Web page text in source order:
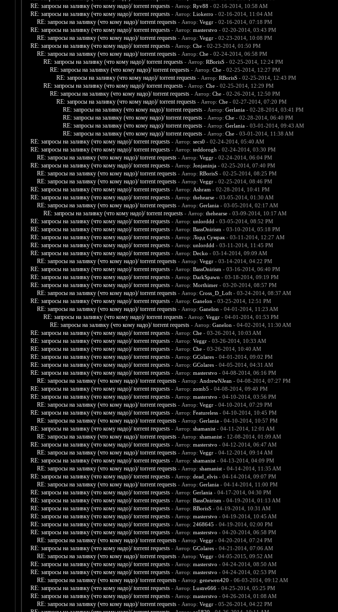
RE: запросы на заливку (что кому надо)/ torrent requests - Автор: Ryv88 - 02-16-2014, 10:58 AM
RE: запросы на заливку (что кому надо)/ torrent requests - Автор: Liokerro - 02-16-2014, 11:04 AM
RE: запросы на заливку (что кому надо)/ torrent requests - Автор: Veggr- 02-16-2014, 07:18 PM
RE: запросы на заливку (что кому надо)/ torrent requests - Автор: masterstvo - 02-20-2014, 03:43 PM
RE: запросы на заливку (что кому надо)/ torrent requests - Автор: Veggr- 02-23-2014, 10:08 PM
RE: запросы на заливку (что кому надо)/ torrent requests - Автор: Che- 02-23-2014, 01:50 PM
RE: запросы на заливку (что кому надо)/ torrent requests - Автор: Che- 02-24-2014, 06:58 PM
RE: запросы на заливку (что кому надо)/ torrent requests - Автор: RBorisS- 02-25-2014, 12:24 PM
RE: запросы на заливку (что кому надо)/ torrent requests - Автор: Che- 02-25-2014, 12:27 PM
RE: запросы на заливку (что кому надо)/ torrent requests - Автор: RBorisS- 02-25-2014, 12:43 PM
RE: запросы на заливку (что кому надо)/ torrent requests - Автор: Che- 02-25-2014, 12:29 PM
RE: запросы на заливку (что кому надо)/ torrent requests - Автор: Che- 02-26-2014, 12:50 PM
RE: запросы на заливку (что кому надо)/ torrent requests - Автор: Che- 02-27-2014, 07:20 PM
RE: запросы на заливку (что кому надо)/ torrent requests - Автор: Gerlania- 02-28-2014, 03:41 PM
RE: запросы на заливку (что кому надо)/ torrent requests - Автор: Che- 02-28-2014, 06:40 PM
RE: запросы на заливку (что кому надо)/ torrent requests - Автор: Gerlania- 03-01-2014, 09:43 AM
RE: запросы на заливку (что кому надо)/ torrent requests - Автор: Che- 03-01-2014, 11:38 AM
RE: запросы на заливку (что кому надо)/ torrent requests - Автор: secs0 - 02-24-2014, 05:40 AM
RE: запросы на заливку (что кому надо)/ torrent requests - Автор: teddorogh - 02-24-2014, 03:30 PM
RE: запросы на заливку (что кому надо)/ torrent requests - Автор: Veggr- 02-24-2014, 06:04 PM
RE: запросы на заливку (что кому надо)/ torrent requests - Автор: Jonjaninja- 02-25-2014, 07:40 PM
RE: запросы на заливку (что кому надо)/ torrent requests - Автор: RBorisS- 02-25-2014, 08:25 PM
RE: запросы на заливку (что кому надо)/ torrent requests - Автор: Veggr- 02-25-2014, 08:46 PM
RE: запросы на заливку (что кому надо)/ torrent requests - Автор: Ashram - 02-28-2014, 10:41 PM
RE: запросы на заливку (что кому надо)/ torrent requests - Автор: thehearse- 03-05-2014, 01:30 AM
RE: запросы на заливку (что кому надо)/ torrent requests - Автор: Gerlania- 03-05-2014, 02:17 AM
RE: запросы на заливку (что кому надо)/ torrent requests - Автор: thehearse- 03-09-2014, 10:17 AM
RE: запросы на заливку (что кому надо)/ torrent requests - Автор: unlorddd - 03-05-2014, 08:52 PM
RE: запросы на заливку (что кому надо)/ torrent requests - Автор: BassOnirism - 03-10-2014, 05:18 PM
RE: запросы на заливку (что кому надо)/ torrent requests - Автор: Лорд Сумрак- 03-11-2014, 12:27 AM
RE: запросы на заливку (что кому надо)/ torrent requests - Автор: unlorddd - 03-11-2014, 11:45 PM
RE: запросы на заливку (что кому надо)/ torrent requests - Автор: Decko - 03-14-2014, 09:09 AM
RE: запросы на заливку (что кому надо)/ torrent requests - Автор: Veggr- 03-14-2014, 04:22 PM
RE: запросы на заливку (что кому надо)/ torrent requests - Автор: BassOnirism - 03-16-2014, 06:40 PM
RE: запросы на заливку (что кому надо)/ torrent requests - Автор: DarkSpawn - 03-18-2014, 09:19 PM
RE: запросы на заливку (что кому надо)/ torrent requests - Автор: Morthimer- 03-20-2014, 08:57 PM
RE: запросы на заливку (что кому надо)/ torrent requests - Автор: Cross_D_Loft- 03-24-2014, 08:37 AM
RE: запросы на заливку (что кому надо)/ torrent requests - Автор: Ganelon - 03-25-2014, 12:51 PM
RE: запросы на заливку (что кому надо)/ torrent requests - Автор: Ganelon - 04-01-2014, 11:23 AM
RE: запросы на заливку (что кому надо)/ torrent requests - Автор: Veggr- 04-01-2014, 01:53 PM
RE: запросы на заливку (что кому надо)/ torrent requests - Автор: Ganelon - 04-02-2014, 11:30 AM
RE: запросы на заливку (что кому надо)/ torrent requests - Автор: Che- 03-26-2014, 10:03 AM
RE: запросы на заливку (что кому надо)/ torrent requests - Автор: Veggr- 03-26-2014, 10:33 AM
RE: запросы на заливку (что кому надо)/ torrent requests - Автор: Che- 03-26-2014, 10:40 AM
RE: запросы на заливку (что кому надо)/ torrent requests - Автор: GColares- 04-01-2014, 09:02 PM
RE: запросы на заливку (что кому надо)/ torrent requests - Автор: GColares- 04-05-2014, 04:31 AM
RE: запросы на заливку (что кому надо)/ torrent requests - Автор: masterstvo - 04-08-2014, 06:16 PM
RE: запросы на заливку (что кому надо)/ torrent requests - Автор: AndrewNJean - 04-08-2014, 07:27 PM
RE: запросы на заливку (что кому надо)/ torrent requests - Автор: zomb5 - 04-08-2014, 09:40 PM
RE: запросы на заливку (что кому надо)/ torrent requests - Автор: masterstvo - 04-10-2014, 03:56 PM
RE: запросы на заливку (что кому надо)/ torrent requests - Автор: Veggr- 04-10-2014, 07:29 PM
RE: запросы на заливку (что кому надо)/ torrent requests - Автор: Featureless- 04-10-2014, 10:45 PM
RE: запросы на заливку (что кому надо)/ torrent requests - Автор: Gerlania- 04-10-2014, 10:57 PM
RE: запросы на заливку (что кому надо)/ torrent requests - Автор: shamanist- 04-11-2014, 12:01 AM
RE: запросы на заливку (что кому надо)/ torrent requests - Автор: shamanist- 12-08-2014, 01:09 AM
RE: запросы на заливку (что кому надо)/ torrent requests - Автор: masterstvo - 04-12-2014, 06:47 AM
RE: запросы на заливку (что кому надо)/ torrent requests - Автор: Veggr- 04-12-2014, 09:14 AM
RE: запросы на заливку (что кому надо)/ torrent requests - Автор: shamanist- 04-13-2014, 04:09 PM
RE: запросы на заливку (что кому надо)/ torrent requests - Автор: shamanist- 04-14-2014, 11:35 AM
RE: запросы на заливку (что кому надо)/ torrent requests - Автор: dead_elvis- 04-14-2014, 09:07 PM
RE: запросы на заливку (что кому надо)/ torrent requests - Автор: Gerlania- 04-14-2014, 11:00 PM
RE: запросы на заливку (что кому надо)/ torrent requests - Автор: Gerlania- 04-17-2014, 04:30 PM
RE: запросы на заливку (что кому надо)/ torrent requests - Автор: BassOnirism - 04-19-2014, 01:13 AM
RE: запросы на заливку (что кому надо)/ torrent requests - Автор: RBorisS- 04-19-2014, 10:31 AM
RE: запросы на заливку (что кому надо)/ torrent requests - Автор: masterstvo - 04-19-2014, 10:45 AM
RE: запросы на заливку (что кому надо)/ torrent requests - Автор: 2468645 - 04-19-2014, 02:00 PM
RE: запросы на заливку (что кому надо)/ torrent requests - Автор: masterstvo - 04-20-2014, 06:58 PM
RE: запросы на заливку (что кому надо)/ torrent requests - Автор: Veggr- 04-20-2014, 07:24 PM
RE: запросы на заливку (что кому надо)/ torrent requests - Автор: GColares- 04-21-2014, 07:06 AM
RE: запросы на заливку (что кому надо)/ torrent requests - Автор: Veggr- 04-05-2015, 09:52 AM
RE: запросы на заливку (что кому надо)/ torrent requests - Автор: masterstvo - 04-24-2014, 08:50 AM
RE: запросы на заливку (что кому надо)/ torrent requests - Автор: masterstvo - 04-24-2014, 02:53 PM
RE: запросы на заливку (что кому надо)/ torrent requests - Автор: genewen420 - 06-03-2014, 09:12 AM
RE: запросы на заливку (что кому надо)/ torrent requests - Автор: Lustre666- 04-25-2014, 05:25 PM
RE: запросы на заливку (что кому надо)/ torrent requests - Автор: masterstvo - 04-26-2014, 01:08 AM
RE: запросы на заливку (что кому надо)/ torrent requests - Автор: Veggr- 05-26-2014, 04:22 PM